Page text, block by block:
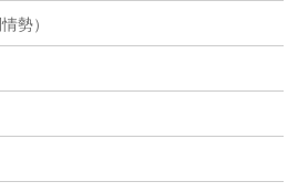
勢）